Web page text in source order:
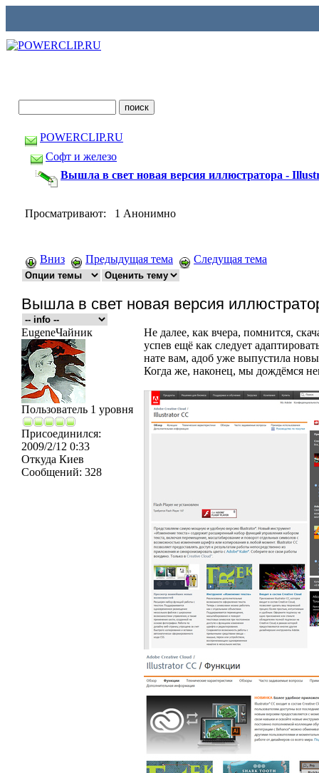
POWERCLIP.RU
Софт и железо
Вышла в свет новая версия иллюстратора -
Просматривают: 1 Анонимно
Вниз Предыдущая тема Следущая тема
Вышла в свет новая версия
EugeneЧайник
Пользователь 1 уровня
Присоединился:
2009/2/12 0:33
Откуда Киев
Сообщений: 328
Не далее, как вчера, помнится,
успев ещё как следует
нате вам, адоб уже выпустила
Когда же, наконец, мы дождёмся